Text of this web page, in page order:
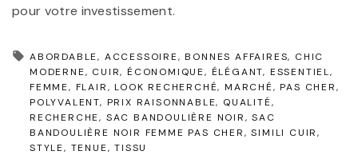
pour votre investissement.
ABORDABLE ACCESSOIRE BONNES AFFAIRES CHIC
MODERNE
CUIR ÉCONOMIQUE ÉLÉGANT ESSENTIEL
FEMME
FLAIR LOOK RECHERCHÉ MARCHÉ
PAS CHER
POLYVALENT PRIX RAISONNABLE QUALITÉ
RECHERCHE SAC BANDOULIÈRE NOIR
SAC
BANDOULIÈRE NOIR FEMME PAS CHER
SIMILI CUIR
STYLE
TENUE TISSU